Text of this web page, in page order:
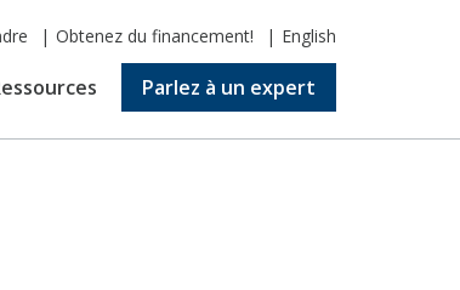
Obtenez du financement! English
Parlez à un expert